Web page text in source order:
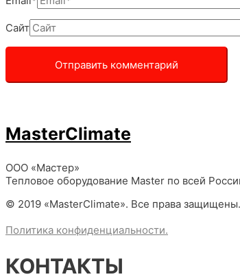
Сайт
MasterClimate
ООО «Мастер»
Тепловое оборудование Master по всей
© 2019 «MasterClimate». Все права защищены.
Политика конфиденциальности.
КОНТАКТЫ